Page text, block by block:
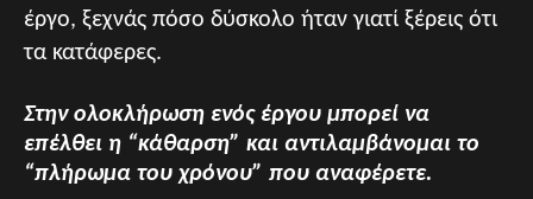
έργο, ξεχνάς πόσο δύσκολο ήταν γιατί ξέρεις ότι
τα κατάφερες.
Στην ολοκλήρωση ενός έργου μπορεί να
επέλθει η “κάθαρση” και αντιλαμβάνομαι το
“πλήρωμα του χρόνου” που αναφέρετε.